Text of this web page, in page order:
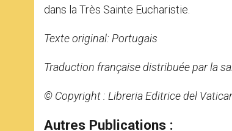
dans la Très Sainte Eucharistie.
Texte original: Portugais
Traduction française distribuée par la
© Copyright : Libreria Editrice del
Autres Publications :